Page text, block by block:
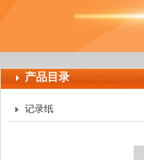
产品目录
记录纸